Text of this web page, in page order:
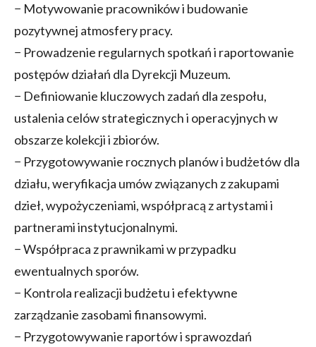
− Motywowanie pracowników i budowanie
pozytywnej atmosfery pracy.
− Prowadzenie regularnych spotkań i raportowanie
postępów działań dla Dyrekcji Muzeum.
− Definiowanie kluczowych zadań dla zespołu,
ustalenia celów strategicznych i operacyjnych w
obszarze kolekcji i zbiorów.
− Przygotowywanie rocznych planów i budżetów dla
działu, weryfikacja umów związanych z zakupami
dzieł, wypożyczeniami, współpracą z artystami i
partnerami instytucjonalnymi.
− Współpraca z prawnikami w przypadku
ewentualnych sporów.
− Kontrola realizacji budżetu i efektywne
zarządzanie zasobami finansowymi.
− Przygotowywanie raportów i sprawozdań